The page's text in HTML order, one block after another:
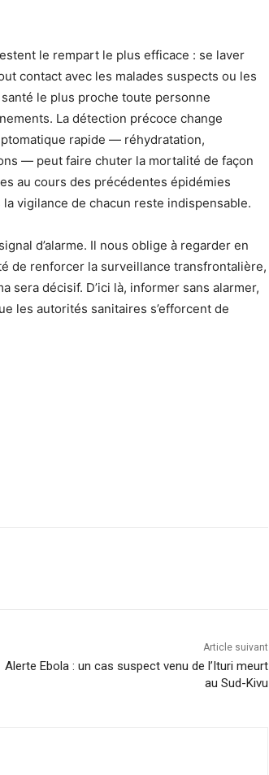
le rempart le plus efficace : se laver
contact avec les malades suspects ou les
le plus proche toute personne
La détection précoce change
rapide — réhydratation,
— peut faire chuter la mortalité de façon
au cours des précédentes épidémies
vigilance de chacun reste indispensable.
d’alarme. Il nous oblige à regarder en
de renforcer la surveillance transfrontalière,
sera décisif. D’ici là, informer sans alarmer,
les autorités sanitaires s’efforcent de
Article suivant
Alerte Ebola : un cas suspect venu de l’Ituri meurt
au Sud-Kivu